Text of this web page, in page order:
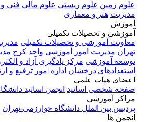
علوم زمین علوم زیستی علوم مالی فنی
مدیریت هنر و معماری
آموزش
آموزشی و تحصیلات تکمیلی
معاونت آموزشی و تحصیلات تکمیلی
تهران مدیریت امور آموزشی واحد کرج
توسعه آموزشی مرکز یادگیری آزاد و
استعدادهای درخشان اداره امور ترفیع و
اعضای هیات علمی
صفحه شخصی اساتید انجمن اساتید
مراکز آموزشی
پردیس بین الملل دانشگاه خوارزمی-تهران
انجمن ها